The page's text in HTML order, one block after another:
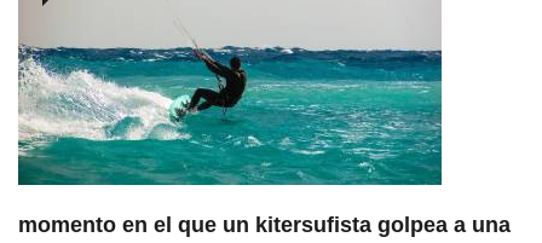
momento en el que un kitersufista golpea a una